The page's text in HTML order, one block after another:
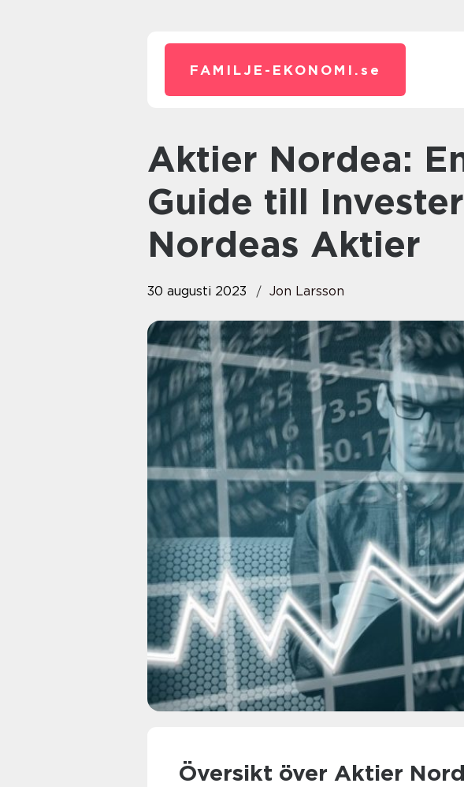
FAMILJE-EKONOMI. se
Aktier Nordea: En Omfattande
Guide till
Nordeas Aktier
30 augusti 2023 Jon Larsson
Översikt över Aktier